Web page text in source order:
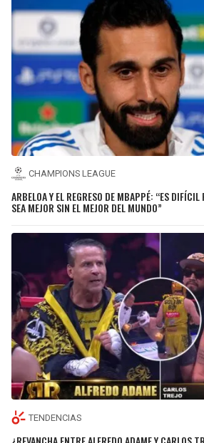
CHAMPIONS LEAGUE
ARBELOA Y EL REGRESO DE MBAPPÉ: “ES
SEA MEJOR SIN EL MEJOR DEL MUNDO”
TENDENCIAS